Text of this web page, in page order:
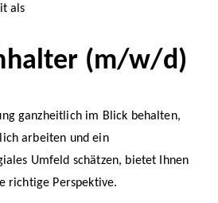
als
(m/w/d)
ganzheitlich im Blick behalten,
arbeiten und ein
Umfeld schätzen, bietet Ihnen
richtige Perspektive.